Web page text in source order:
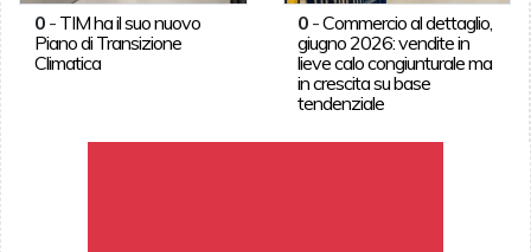
0- TIM ha il suo nuovo
Piano di Transizione
Climatica
0 -Commercio al dettaglio,
giugno 2026: vendite in
lieve calo congiunturale ma
in crescita su base
tendenziale